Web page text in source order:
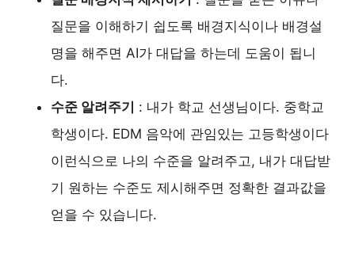
질문을 이해하기 쉽도록 배경지식이나 배경설
명을 해주면 AI가 대답을 하는데 도움이 됩니
다.
수준 알려주기 : 내가 학교 선생님이다. 중학교
학생이다. EDM 음악에 관임있는 고등학생이다
이런식으로 나의 수준을 알려주고, 내가 대답받
기 원하는 수준도 제시해주면 정확한 결과값을
얻을 수 있습니다.